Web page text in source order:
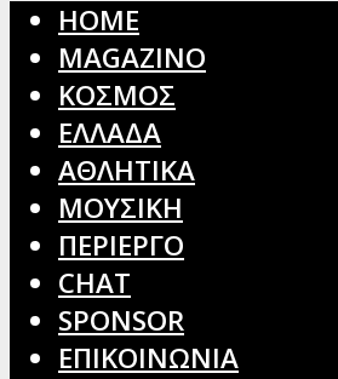
HOME
MAGAZINO
ΚΟΣΜΟΣ
ΕΛΛΑΔΑ
ΑΘΛΗΤΙΚΑ
ΜΟΥΣΙΚΗ
ΠΕΡΙΕΡΓΟ
CHAT
SPONSOR
ΕΠΙΚΟΙΝΩΝΙΑ